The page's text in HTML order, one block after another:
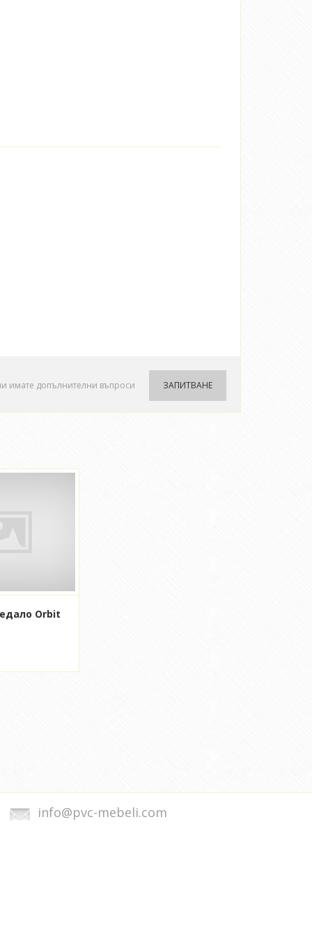
ЗАПИТВАНЕ
имате допълнителни въпроси
Orbit
info@pvc-mebeli.com